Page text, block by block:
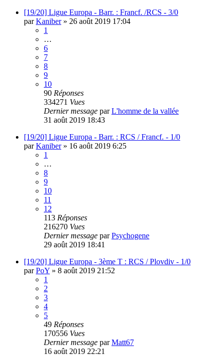
[19/20] Ligue Europa - Barr. : Francf. /RCS - 3/0
parKaniber» 26 août 2019 17:04
1
…
6
7
8
9
10
90 Réponses
334271 Vues
Dernier message parL'homme de la vallée
31 août 2019 18:43
[19/20] Ligue Europa - Barr. : RCS / Francf. - 1/0
parKaniber» 16 août 2019 6:25
1
…
8
9
10
11
12
113 Réponses
216270 Vues
Dernier message parPsychogene
29 août 2019 18:41
[19/20] Ligue Europa - 3ème T : RCS / Plovdiv - 1/0
parPoY » 8 août 2019 21:52
1
2
3
4
5
49 Réponses
170556 Vues
Dernier message parMatt67
16 août 2019 22:21